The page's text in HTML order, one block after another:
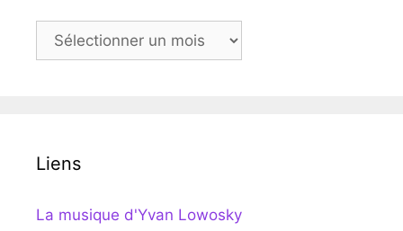
Archives
Liens
La musique d'Yvan Lowosky